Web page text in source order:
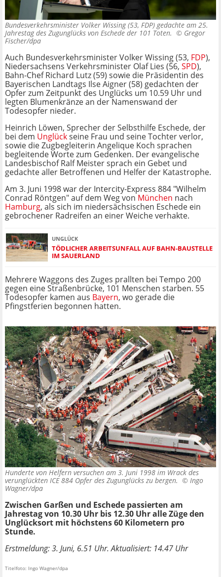
Bundesverkehrsminister Volker Wissing (53, FDP) gedachte am 25.
Jahrestag des Zugunglücks von Eschede der 101 Toten. © Gregor
Fischer/dpa
Auch Bundesverkehrsminister Volker Wissing (53, FDP),
Niedersachsens Verkehrsminister Olaf Lies (56, SPD),
Bahn-Chef Richard Lutz (59) sowie die Präsidentin des
Bayerischen Landtags Ilse Aigner (58) gedachten der
Opfer zum Zeitpunkt des Unglücks um 10.59 Uhr und
legten Blumenkränze an der Namenswand der
Todesopfer nieder.
Heinrich Löwen, Sprecher der Selbsthilfe Eschede, der
bei dem Unglückseine Frau und seine Tochter verlor,
sowie die Zugbegleiterin Angelique Koch sprachen
begleitende Worte zum Gedenken. Der evangelische
Landesbischof Ralf Meister sprach ein Gebet und
gedachte aller Betroffenen und Helfer der Katastrophe.
Am 3. Juni 1998 war der Intercity-Express 884 "Wilhelm
Conrad Röntgen" auf dem Weg von München nach
Hamburg, als sich im niedersächsischen Eschede ein
gebrochener Radreifen an einer Weiche verhakte.
UNGLÜCK
TÖDLICHER ARBEITSUNFALL AUF BAHN-BAUSTELLE
IM SAUERLAND
Mehrere Waggons des Zuges prallten bei Tempo 200
gegen eine Straßenbrücke, 101 Menschen starben. 55
Todesopfer kamen aus Bayern, wo gerade die
Pfingstferien begonnen hatten.
Hunderte von Helfern versuchen am 3. Juni 1998 im Wrack des
verunglückten ICE 884 Opfer des Zugunglücks zu bergen. © Ingo
Wagner/dpa
Zwischen Garßen und Eschede passierten am
Jahrestag von 10.30 Uhr bis 12.30 Uhr alle Züge den
Unglücksort mit höchstens 60 Kilometern pro
Stunde.
Erstmeldung: 3. Juni, 6.51 Uhr. Aktualisiert: 14.47 Uhr
Titelfoto: Ingo Wagner/dpa